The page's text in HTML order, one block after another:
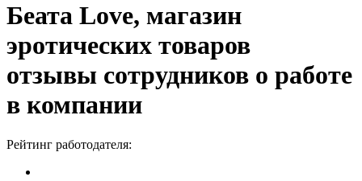
Беата Love, магазин
эротических товаров
отзывы сотрудников о работе
в компании
Рейтинг работодателя: